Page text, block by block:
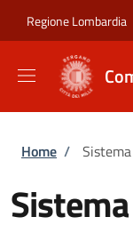
Regione Lombardia
Briciole
Home /